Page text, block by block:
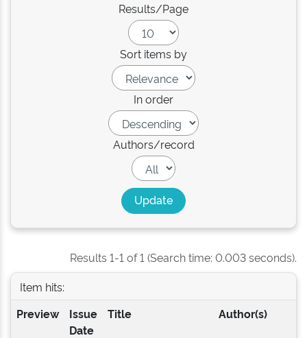
Results/Page
Sort items by
In order
Authors/record
Results 1-1 of 1 (Search time: 0.003 seconds).
Item hits:
Preview
Issue
Date
Title Author(s)